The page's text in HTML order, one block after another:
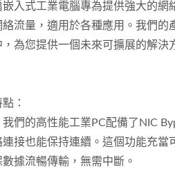
入式工業電腦專為提供強大的網
流量，適用於各種應用。我們的
，為您提供一個未來可擴展的解決
：
我們的高性能工業PC配備了NIC
接也能保持連續。這個功能充當
據流暢傳輸，無需中斷。